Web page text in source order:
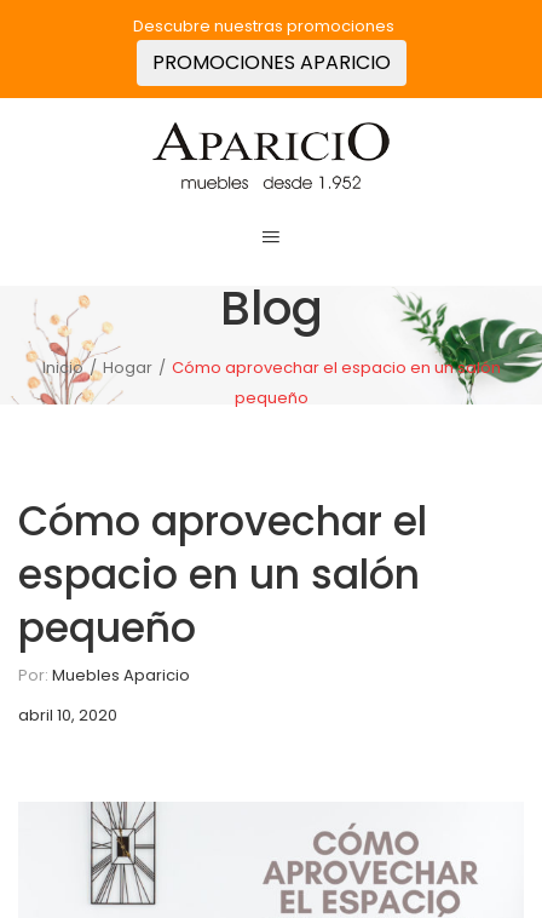
Descubre nuestras promociones
PROMOCIONES APARICIO
Blog
Inicio / Hogar / Cómo aprovechar el espacio en un salón
pequeño
Cómo aprovechar el
espacio en un salón
pequeño
Por: Muebles Aparicio
abril 10, 2020